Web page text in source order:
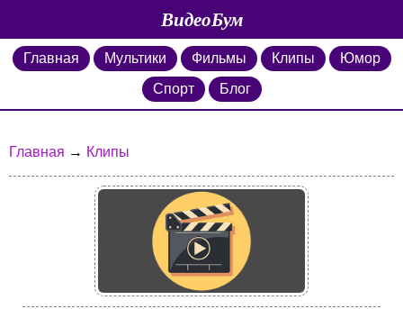
ВидеоБум
Главная Мультики Фильмы Клипы
Юмор
Спорт
Блог
Главная → Клипы